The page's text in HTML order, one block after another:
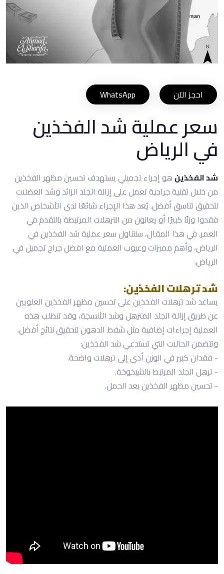
احجز الآن WhatsApp
سعر عملية شد الفخذين
في الرياض
شد الفخذين هو إجراء تجميلي يستهدف تحسين مظهر الفخذين
من خلال تقنية جراحية تعمل على إزالة الجلد الزائد وشد العضلات
لتحقيق تناسق أفضل. يُعد هذا الإجراء شائعًا لدى الأشخاص الذين
فقدوا وزنًا كبيرًا أو يعانون من الترهلات المرتبطة بالتقدم في
العمر. في هذا المقال، سنتناول سعر عملية شد الفخذين في
الرياض، وأهم مميزات وعيوب العملية مع افضل جراح تجميل في
الرياض.
شد ترهلات الفخذين:
يساعد شد ترهلات الفخذين على تحسين مظهر الفخذين العلويين
عن طريق إزالة الجلد المترهل وشد الأنسجة، وقد تتطلب هذه
العملية إجراءات إضافية مثل شفط الدهون لتحقيق نتائج أفضل.
وتتضمن الحالات التي تستدعي شد الفخذين:
- فقدان كبير في الوزن أدى إلى ترهلات واضحة.
- ترهل الجلد المرتبط بالشيخوخة.
- تحسين مظهر الفخذين بعد الحمل.